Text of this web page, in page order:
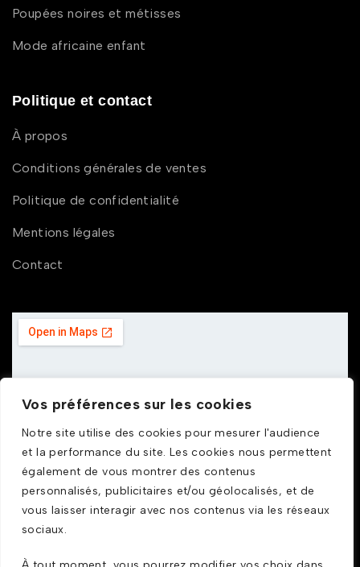
Vos préférences sur les cookies
Notre site utilise des cookies pour mesurer l'audience
et la performance du site. Les cookies nous permettent
également de vous montrer des contenus
personnalisés, publicitaires et/ou géolocalisés, et de
vous laisser interagir avec nos contenus via les réseaux
sociaux.
Poupées noires et métisses
Mode africaine enfant
Politique et contact
À propos
Conditions générales de ventes
Politique de confidentialité
Mentions légales
Contact